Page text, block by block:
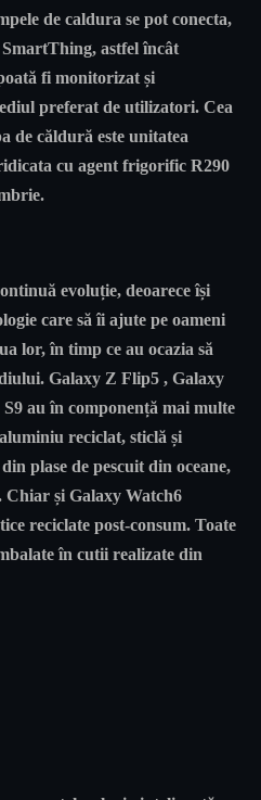
de caldura se pot conecta,
SmartThing, astfel încât
fi monitorizat și
preferat de utilizatori. Cea
de căldură este unitatea
cu agent frigorific R290
evoluție, deoarece își
care să îi ajute pe oameni
lor, în timp ce au ocazia să
Galaxy Z Flip5 , Galaxy
au în componență mai multe
reciclat, sticlă și
plase de pescuit din oceane,
Chiar și Galaxy Watch6
reciclate post-consum. Toate
în cutii realizate din